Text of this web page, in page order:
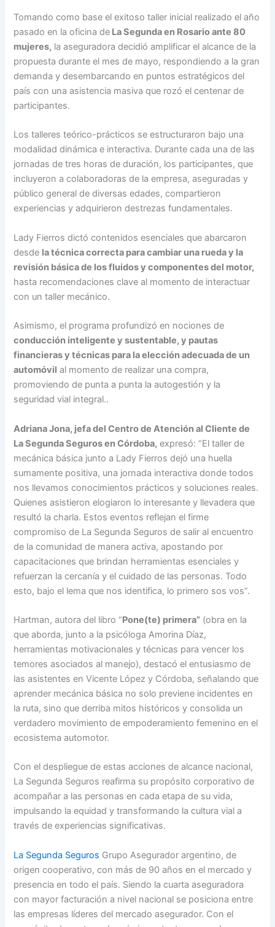
Tomando como base el exitoso taller inicial realizado el año
pasado en la oficina de La Segunda en Rosario ante 80
mujeres, la aseguradora decidió amplificar el alcance de la
propuesta durante el mes de mayo, respondiendo a la gran
demanda y desembarcando en puntos estratégicos del
país con una asistencia masiva que rozó el centenar de
participantes.
Los talleres teórico-prácticos se estructuraron bajo una
modalidad dinámica e interactiva. Durante cada una de las
jornadas de tres horas de duración, los participantes, que
incluyeron a colaboradoras de la empresa, aseguradas y
público general de diversas edades, compartieron
experiencias y adquirieron destrezas fundamentales.
Lady Fierros dictó contenidos esenciales que abarcaron
desde la técnica correcta para cambiar una rueda y la
revisión básica de los fluidos y componentes del motor,
hasta recomendaciones clave al momento de interactuar
con un taller mecánico.
Asimismo, el programa profundizó en nociones de
conducción inteligente y sustentable, y pautas
financieras y técnicas para la elección adecuada de un
automóvil al momento de realizar una compra,
promoviendo de punta a punta la autogestión y la
seguridad vial integral..
Adriana Jona, jefa del Centro de Atención al Cliente de
La Segunda Seguros en Córdoba, expresó: “El taller de
mecánica básica junto a Lady Fierros dejó una huella
sumamente positiva, una jornada interactiva donde todos
nos llevamos conocimientos prácticos y soluciones reales.
Quienes asistieron elogiaron lo interesante y llevadera que
resultó la charla. Estos eventos reflejan el firme
compromiso de La Segunda Seguros de salir al encuentro
de la comunidad de manera activa, apostando por
capacitaciones que brindan herramientas esenciales y
refuerzan la cercanía y el cuidado de las personas. Todo
esto, bajo el lema que nos identifica, lo primero sos vos”.
Hartman, autora del libro “Pone(te) primera” (obra en la
que aborda, junto a la psicóloga Amorina Díaz,
herramientas motivacionales y técnicas para vencer los
temores asociados al manejo), destacó el entusiasmo de
las asistentes en Vicente López y Córdoba, señalando que
aprender mecánica básica no solo previene incidentes en
la ruta, sino que derriba mitos históricos y consolida un
verdadero movimiento de empoderamiento femenino en el
ecosistema automotor.
Con el despliegue de estas acciones de alcance nacional,
La Segunda Seguros reafirma su propósito corporativo de
acompañar a las personas en cada etapa de su vida,
impulsando la equidad y transformando la cultura vial a
través de experiencias significativas.
La Segunda Seguros Grupo Asegurador argentino, de
origen cooperativo, con más de 90 años en el mercado y
presencia en todo el país. Siendo la cuarta aseguradora
con mayor facturación a nivel nacional se posiciona entre
las empresas líderes del mercado asegurador. Con el